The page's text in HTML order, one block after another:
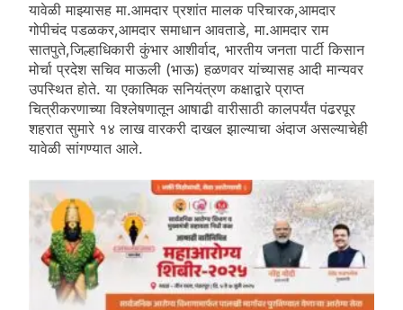
यावेळी माझ्यासह मा.आमदार प्रशांत मालक परिचारक,आमदार
गोपीचंद पडळकर,आमदार समाधान आवताडे, मा.आमदार राम
सातपुते,जिल्हाधिकारी कुंभार आशीर्वाद, भारतीय जनता पार्टी किसान
मोर्चा प्रदेश सचिव माऊली (भाऊ) हळणवर यांच्यासह आदी मान्यवर
उपस्थित होते. या एकात्मिक सनियंत्रण कक्षाद्वारे प्राप्त
चित्रीकरणाच्या विश्लेषणातून आषाढी वारीसाठी कालपर्यंत पंढरपूर
शहरात सुमारे १४ लाख वारकरी दाखल झाल्याचा अंदाज असल्याचेही
यावेळी सांगण्यात आले.